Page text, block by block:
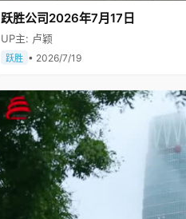
跃胜公司2026年7月17日
UP主: 卢颖
跃胜 • 2026/7/19